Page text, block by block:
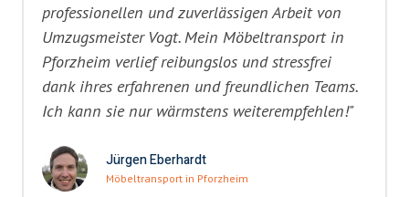
professionellen und zuverlässigen Arbeit von
Umzugsmeister Vogt. Mein Möbeltransport in
Pforzheim verlief reibungslos und stressfrei
dank ihres erfahrenen und freundlichen Teams.
Ich kann sie nur wärmstens weiterempfehlen!"
Jürgen Eberhardt
Möbeltransport in Pforzheim